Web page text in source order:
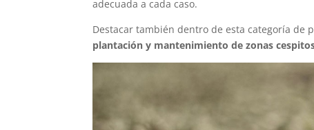
adecuada a cada caso.
Destacar también dentro de esta categoría de
plantación y mantenimiento de zonas